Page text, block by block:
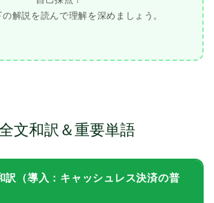
解説を読んで理解を深めましょう。
文和訳＆重要単語
訳（導入：キャッシュレス決済の普